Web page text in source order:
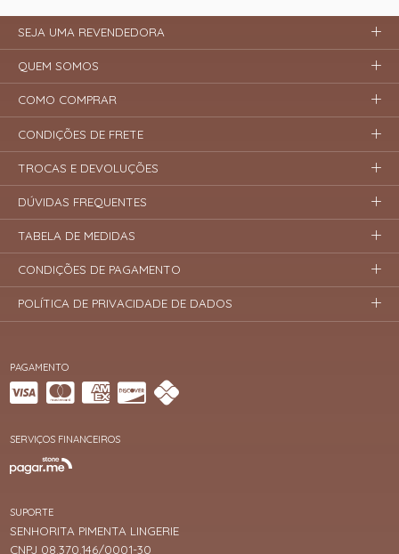
PAGAMENTO
SERVIÇOS FINANCEIROS
SUPORTE
SENHORITA PIMENTA LINGERIE
CNPJ 08.370.146/0001-30
SEJA UMA REVENDEDORA
QUEM SOMOS
COMO COMPRAR
CONDIÇÕES DE FRETE
TROCAS E DEVOLUÇÕES
DÚVIDAS FREQUENTES
TABELA DE MEDIDAS
CONDIÇÕES DE PAGAMENTO
POLÍTICA DE PRIVACIDADE DE DADOS